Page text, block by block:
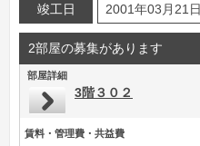
竣工日 2001年03月21日
2部屋の募集があります
部屋詳細
3階３０２
賃料・管理費・共益費